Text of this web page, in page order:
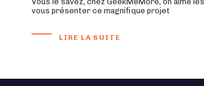
vous présenter ce magnifique projet
LIRE LA SUITE